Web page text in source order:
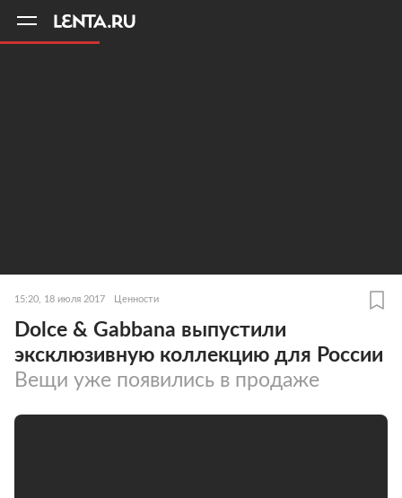
15:20, 18 июля 2017 Ценности
Dolce & Gabbana выпустили
эксклюзивную коллекцию для России
Вещи уже появились в продаже